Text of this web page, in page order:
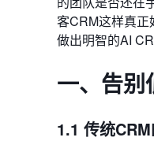
客CRM这样真
做出明智的AI
一、告别
1.1 传统